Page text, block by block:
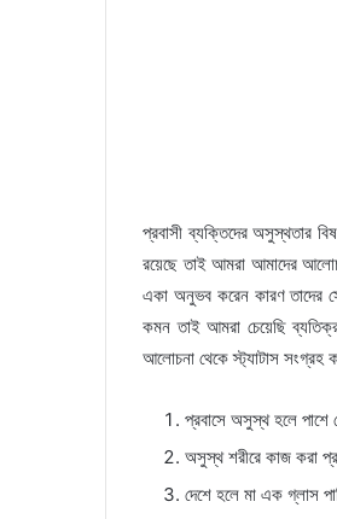
প্রবাসী ব্যক্তিদের অসুস্থতার
রয়েছে তাই আমরা আমাদের
একা অনুভব করেন কারণ তাদের
কমন তাই আমরা চেয়েছি
আলোচনা থেকে স্ট্যাটাস সংগ্রহ
প্রবাসে অসুস্থ হলে পাশে
অসুস্থ শরীরে কাজ করা
দেশে হলে মা এক গ্লাস